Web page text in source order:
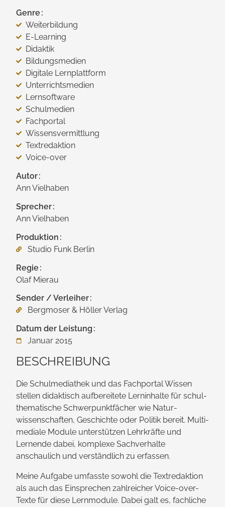
Genre
Weiterbildung
E-Learning
Didaktik
Bildungsmedien
Digitale Lernplattform
Unterrichtsmedien
Lernsoftware
Schulmedien
Fachportal
Wissensvermittlung
Textredaktion
Voice-over
Autor
Ann Vielhaben
Sprecher
Ann Vielhaben
Produktion
Studio Funk Berlin
Regie
Olaf Mierau
Sender / Verleiher
Bergmoser & Höller Verlag
Datum der Leistung
Januar 2015
BESCHREIBUNG
Die Schul­mediathek und das Fachportal Wissen
stellen didaktisch aufbereitete Lern­inhalte für schul­
thematische Schwerpunkt­fächer wie Natur­
wissenschaften, Geschichte oder Politik bereit. Multi­
mediale Module unterstützen Lehrkräfte und
Lernende dabei, komplexe Sach­verhalte
anschaulich und verständlich zu erfassen.
Meine Aufgabe umfasste sowohl die Text­redaktion
als auch das Einsprechen zahlreicher Voice-over-
Texte für diese Lern­module. Dabei galt es, fachliche